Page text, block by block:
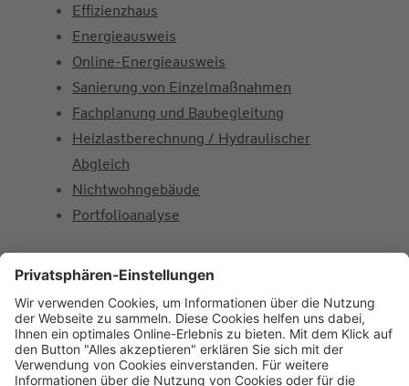
Effizienzhaus
Energieausweis
Online-Energieausweis
Sanierung von Einzelmaßnahmen
Fachplanung und Baubegleitung
Heizlastberechnung / Hydraulischer
Abgleich
Nichtwohngebäude
Portfolioanalyse
Über Uns
Kontakt
Referenzen